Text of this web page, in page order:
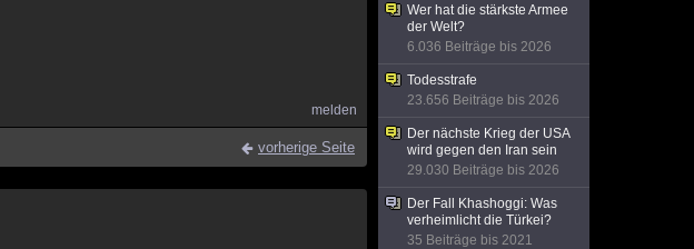
melden
vorherige Seite
Wer hat die stärkste Armee
der Welt?
6.036 Beiträge bis 2026
Todesstrafe
23.656 Beiträge bis 2026
Der nächste Krieg der USA
wird gegen den Iran sein
29.030 Beiträge bis 2026
Der Fall Khashoggi: Was
verheimlicht die Türkei?
35 Beiträge bis 2021